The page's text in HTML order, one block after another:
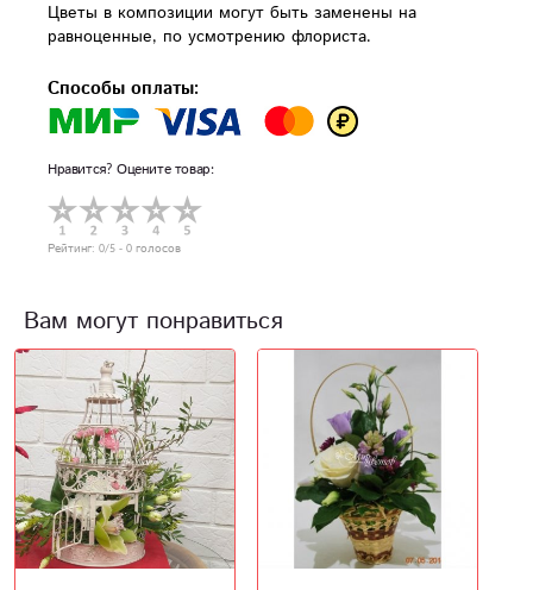
Цветы в композиции могут быть заменены на
равноценные, по усмотрению флориста.
Способы оплаты:
Нравится? Оцените товар:
Рейтинг: 0/5 - 0 голосов
Вам могут понравиться